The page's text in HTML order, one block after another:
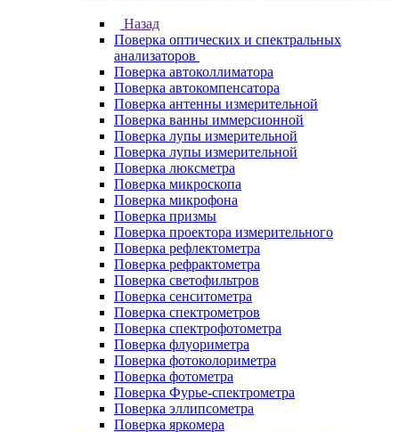
Назад
Поверка оптических и спектральных
анализаторов
Поверка автоколлиматора
Поверка автокомпенсатора
Поверка антенны измерительной
Поверка ванны иммерсионной
Поверка лупы измерительной
Поверка лупы измерительной
Поверка люксметра
Поверка микроскопа
Поверка микрофона
Поверка призмы
Поверка проектора измерительного
Поверка рефлектометра
Поверка рефрактометра
Поверка светофильтров
Поверка сенситометра
Поверка спектрометров
Поверка спектрофотометра
Поверка флуориметра
Поверка фотоколориметра
Поверка фотометра
Поверка Фурье-спектрометра
Поверка эллипсометра
Поверка яркомера